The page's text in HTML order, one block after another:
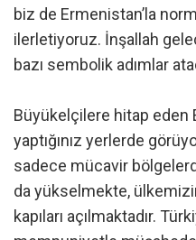
biz de Ermenistan’la
ilerletiyoruz. İnşallah
bazı sembolik adımlar
Büyükelçilere hitap eden
yaptığınız yerlerde
sadece mücavir
da yükselmekte,
kapıları açılmaktadır.